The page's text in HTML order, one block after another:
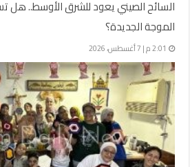
السائح الصيني يعود للشرق الأوسط.. هل
الموجة الجديدة؟
2:01 م | 7 أغسطس، 2026